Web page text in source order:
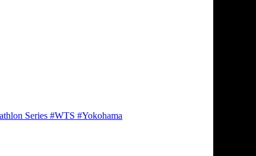
Series #WTS #Yokohama